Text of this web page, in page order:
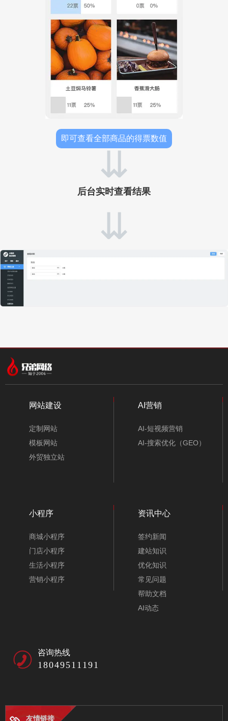
即可查看全部商品的得票数值
⇊
后台实时查看结果
⇊
网站建设
定制网站
模板网站
外贸独立站
AI营销
AI-短视频营销
AI-搜索优化（GEO）
小程序
商城小程序
门店小程序
生活小程序
营销小程序
资讯中心
签约新闻
建站知识
优化知识
常见问题
帮助文档
AI动态
咨询热线
18049511191
友情链接